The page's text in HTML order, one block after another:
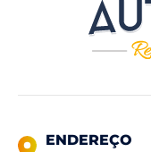
ENDEREÇO